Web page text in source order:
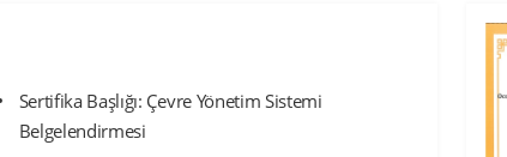
Sertifika Başlığı: Çevre Yönetim Sistemi
Belgelendirmesi